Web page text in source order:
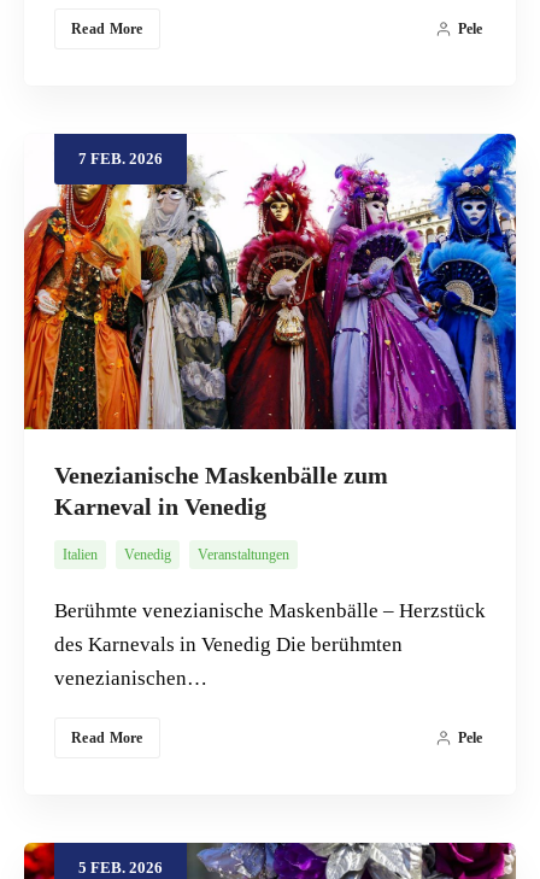
Read More Pele
7 FEB. 2026
Venezianische Maskenbälle zum
Karneval in Venedig
Italien Venedig Veranstaltungen
Berühmte venezianische Maskenbälle – Herzstück
des Karnevals in Venedig Die berühmten
venezianischen…
Read More Pele
5 FEB. 2026